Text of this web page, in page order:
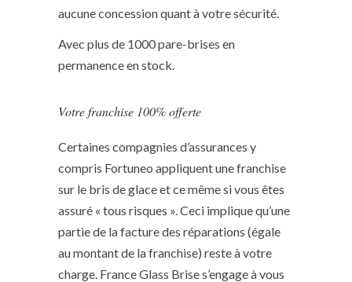
aucune concession quant à votre sécurité.
Avec plus de 1000 pare-brises en
permanence en stock.
Votre franchise 100% offerte
Certaines compagnies d’assurances y
compris Fortuneo appliquent une franchise
sur le bris de glace et ce même si vous êtes
assuré « tous risques ». Ceci implique qu’une
partie de la facture des réparations (égale
au montant de la franchise) reste à votre
charge. France Glass Brise s’engage à vous